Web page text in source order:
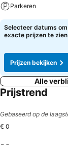
Parkeren
Prijzen bekijken
Selecteer datums om
exacte prijzen te zien
Prijzen bekijken
Alle
Prijstrend
Gebaseerd op de
€ 0